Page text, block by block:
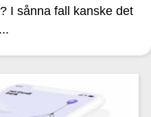
I sånna fall kanske det